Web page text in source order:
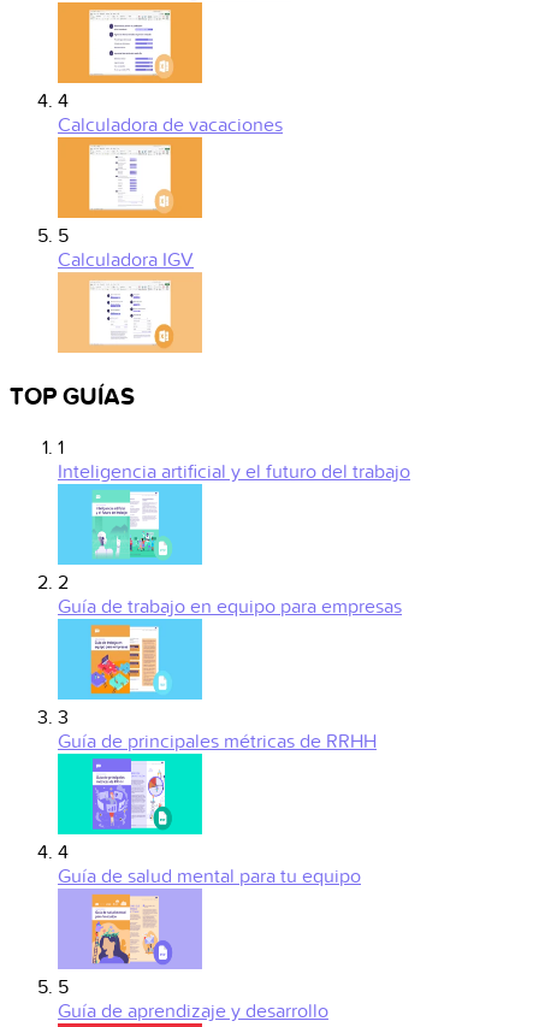
4
Calculadora de vacaciones
5
Calculadora IGV
TOP GUÍAS
1
Inteligencia artificial y el futuro del trabajo
2
Guía de trabajo en equipo para empresas
3
Guía de principales métricas de RRHH
4
Guía de salud mental para tu equipo
5
Guía de aprendizaje y desarrollo